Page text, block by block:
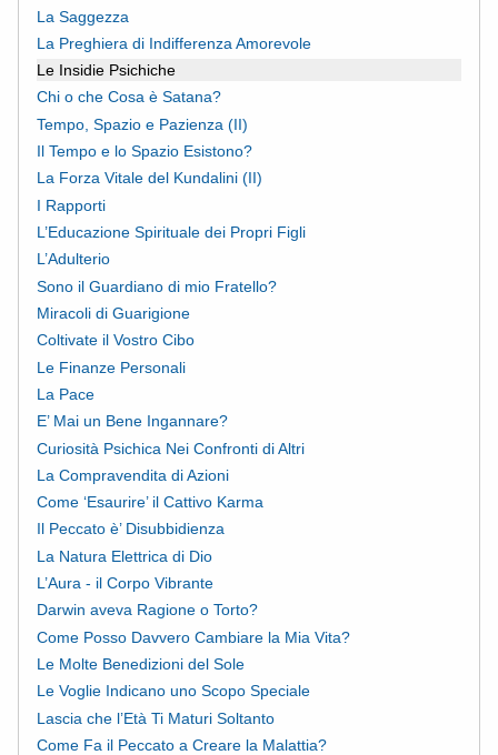
La Saggezza
La Preghiera di Indifferenza Amorevole
Le Insidie Psichiche
Chi o che Cosa è Satana?
Tempo, Spazio e Pazienza (II)
Il Tempo e lo Spazio Esistono?
La Forza Vitale del Kundalini (II)
I Rapporti
L’Educazione Spirituale dei Propri Figli
L’Adulterio
Sono il Guardiano di mio Fratello?
Miracoli di Guarigione
Coltivate il Vostro Cibo
Le Finanze Personali
La Pace
E’ Mai un Bene Ingannare?
Curiosità Psichica Nei Confronti di Altri
La Compravendita di Azioni
Come ‘Esaurire’ il Cattivo Karma
Il Peccato è’ Disubbidienza
La Natura Elettrica di Dio
L’Aura - il Corpo Vibrante
Darwin aveva Ragione o Torto?
Come Posso Davvero Cambiare la Mia Vita?
Le Molte Benedizioni del Sole
Le Voglie Indicano uno Scopo Speciale
Lascia che l’Età Ti Maturi Soltanto
Come Fa il Peccato a Creare la Malattia?